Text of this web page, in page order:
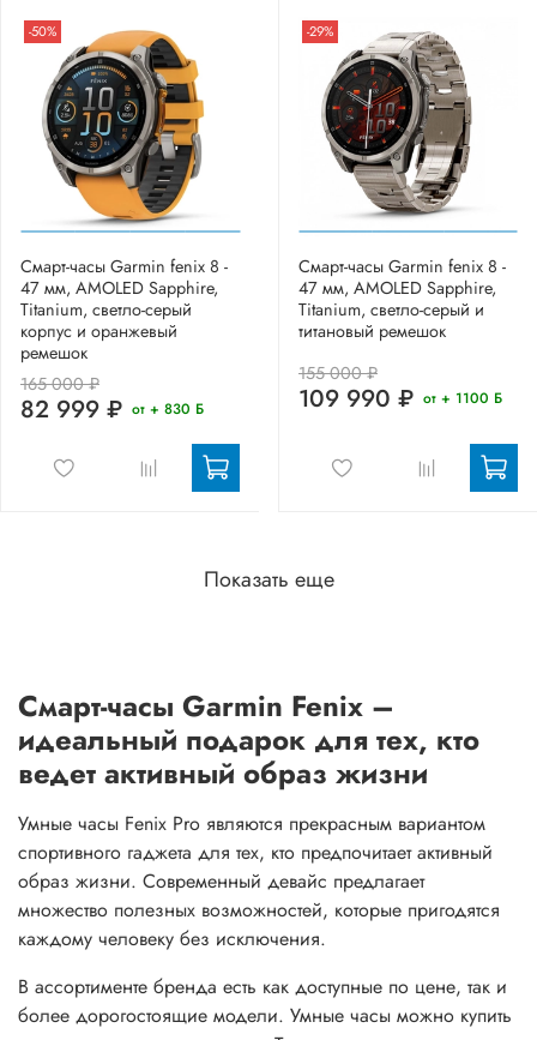
-50%
Смарт-часы Garmin fenix 8 -
47 мм, AMOLED Sapphire,
Titanium, светло-серый
корпус и оранжевый
ремешок
165 000 ₽
82 999 ₽ от + 830 Б
-29%
Смарт-часы Garmin fenix 8 -
47 мм, AMOLED Sapphire,
Titanium, светло-серый и
титановый ремешок
155 000 ₽
109 990 ₽ от + 1100 Б
Показать еще
Смарт-часы Garmin Fenix –
идеальный подарок для тех, кто
ведет активный образ жизни
Умные часы Fenix Pro являются прекрасным вариантом
спортивного гаджета для тех, кто предпочитает активный
образ жизни. Современный девайс предлагает
множество полезных возможностей, которые пригодятся
каждому человеку без исключения.
В ассортименте бренда есть как доступные по цене, так и
более дорогостоящие модели. Умные часы можно купить